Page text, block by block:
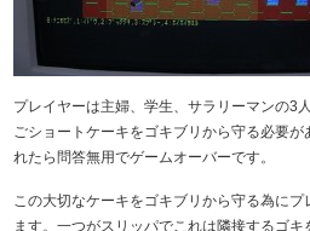
プレイヤーは主婦、学生、サラリーマンの3
ごショートケーキをゴキブリから守る必要
れたら問答無用でゲームオーバーです。
この大切なケーキをゴキブリから守る為に
ます。一つがスリッパでこれは隣接するゴ